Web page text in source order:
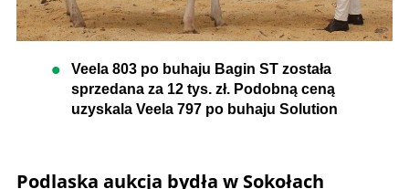
Veela 803 po buhaju Bagin ST została
sprzedana za 12 tys. zł. Podobną ceną
uzyskala Veela 797 po buhaju Solution
Podlaska aukcja bydła w Sokołach